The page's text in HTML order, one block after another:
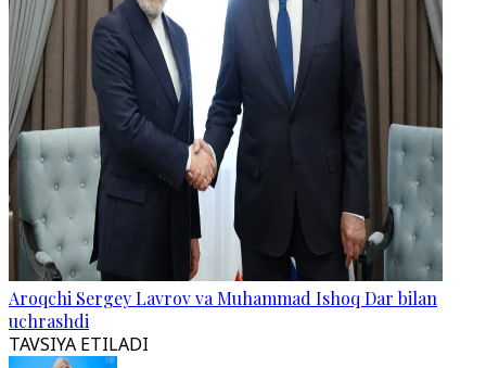
Aroqchi Sergey Lavrov va Muhammad Ishoq Dar bilan
uchrashdi
TAVSIYA ETILADI